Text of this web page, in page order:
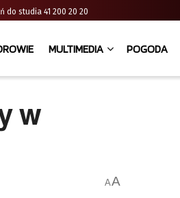
do studia 41 200 20 20
MULTIMEDIA POGODA
w
AA